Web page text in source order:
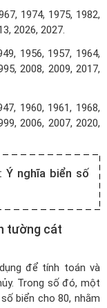
1974, 1975, 1982,
2026, 2027.
1956, 1957, 1964,
2008, 2009, 2017,
1960, 1961, 1968,
2006, 2007, 2020,
Ý nghĩa biển số
tường cát
để tính toán và
Trong số đó, một
biển cho 80, nhằm